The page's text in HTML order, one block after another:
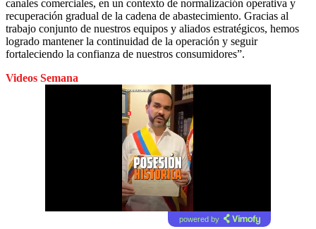
canales comerciales, en un contexto de normalización operativa y
recuperación gradual de la cadena de abastecimiento. Gracias al
trabajo conjunto de nuestros equipos y aliados estratégicos, hemos
logrado mantener la continuidad de la operación y seguir
fortaleciendo la confianza de nuestros consumidores”.
Videos Semana
powered by